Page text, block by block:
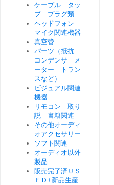
ケーブル タッ
プ プラグ類
ヘッドフォン
マイク関連機器
真空管
パーツ（抵抗
コンデンサ メ
ーター トラン
スなど）
ビジュアル関連
機器
リモコン 取り
説 書籍関連
その他オーディ
オアクセサリー
ソフト関連
オーディオ以外
製品
販売完了済ＵＳ
ＥＤ+新品生産